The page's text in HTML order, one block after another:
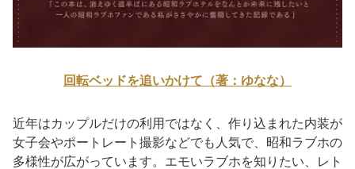
回転ベッドを追いかけて（著：ゆなな）
近年はカップルだけの利用ではなく、作り込まれた内装が
女子会やポートレート撮影などでも人気で、昭和ラブホの
多様性が広がっています。エモいラブホを知りたい、レト